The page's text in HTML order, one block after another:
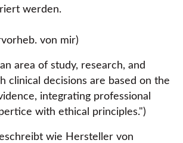
werden.
von mir)
an area of study, research, and
clinical decisions are based on the
integrating professional
with ethical principles. )
wie Hersteller von